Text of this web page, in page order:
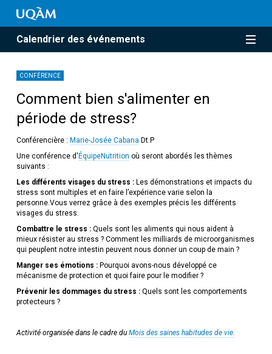
Calendrier des événements
CONFÉRENCE
Comment bien s'alimenter en
période de stress?
Conférencière : Marie-Josée Cabana Dt.P
Une conférence d' ÉquipeNutrition où seront abordés les thèmes
suivants :
Les différents visages du stress :Les démonstrations et impacts du
stress sont multiples et en faire l’expérience varie selon la
personne.Vous verrez grâce à des exemples précis les différents
visages du stress.
Combattre le stress :Quels sont les aliments qui nous aident à
mieux résister au stress ? Comment les milliards de microorganismes
qui peuplent notre intestin peuvent nous donner un coup de main ?
Manger ses émotions :Pourquoi avons-nous développé ce
mécanisme de protection et quoi faire pour le modifier ?
Prévenir les dommages du stress :Quels sont les comportements
protecteurs ?
Activité organisée dans le cadre du Mois des saines habitudes de vie.